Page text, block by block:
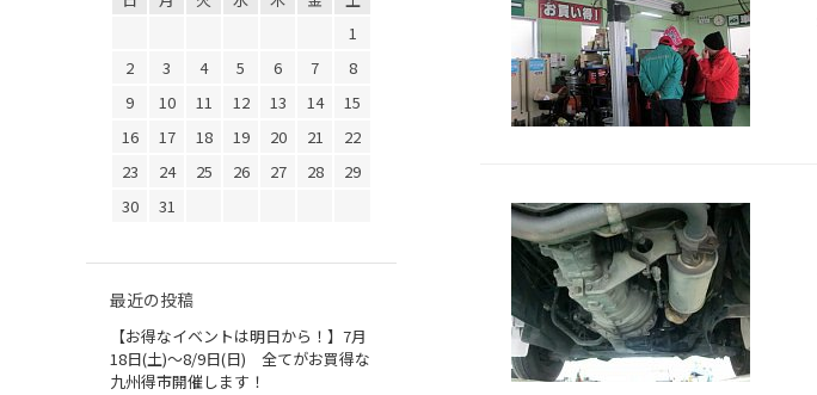
1
2
3 4 5 6 7
8
9
10 11 12 13 14
15
16
17 18 19 20 21
22
23
24 25 26 27 28
29
30
31
最近の投稿
【お得なイベントは明日から！】7月
18日(土)～8/9日(日) 全てがお買得な
九州得市開催します！